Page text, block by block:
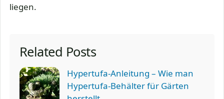
liegen.
Related Posts
Hypertufa-Anleitung – Wie man
Hypertufa-Behälter für Gärten